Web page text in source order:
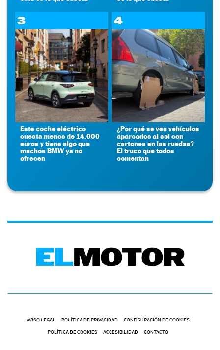
3
Este coche eléctrico
cuesta menos de 14.000
euros y tiene algo que
muchos BMW ya no
ofrecen
4
¿Por qué se ven vehículos
aparcados al sol con
cartones en las ruedas?
El truco que todos
comentan
AVISO LEGAL POLÍTICA DE PRIVACIDAD CONFIGURACIÓN DE COOKIES
POLÍTICA DE COOKIES ACCESIBILIDAD CONTACTO